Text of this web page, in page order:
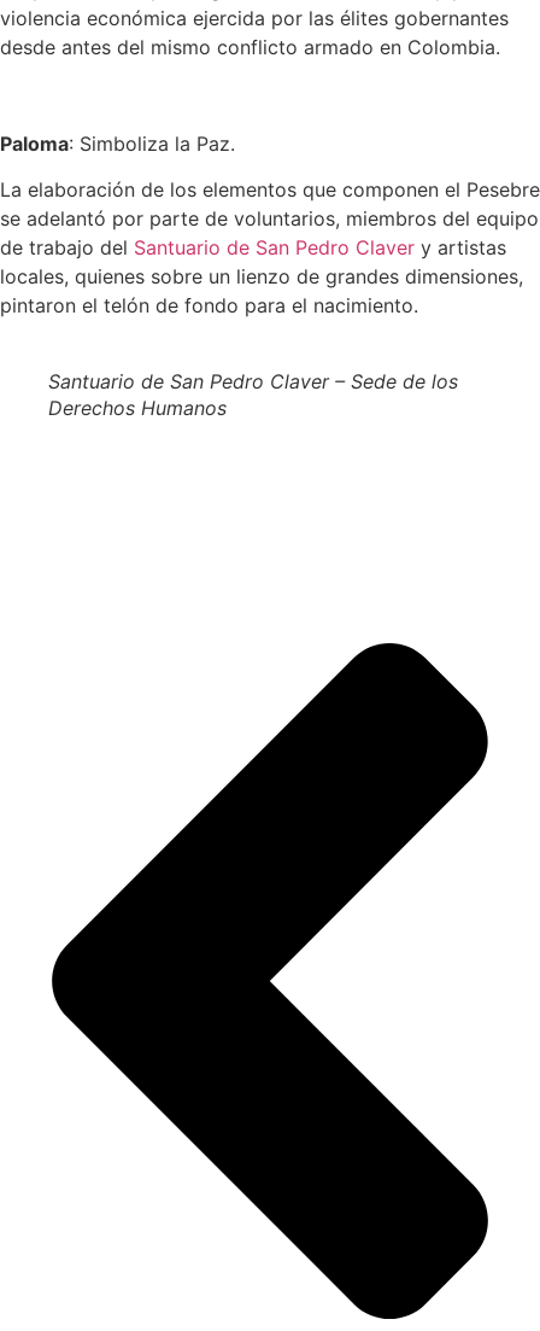
violencia económica ejercida por las élites gobernantes
desde antes del mismo conflicto armado en Colombia.
Paloma: Simboliza la Paz.
La elaboración de los elementos que componen el Pesebre
se adelantó por parte de voluntarios, miembros del equipo
de trabajo del Santuario de San Pedro Claver y artistas
locales, quienes sobre un lienzo de grandes dimensiones,
pintaron el telón de fondo para el nacimiento.
Santuario de San Pedro Claver – Sede de los
Derechos Humanos